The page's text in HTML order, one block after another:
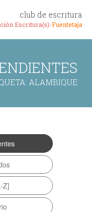
club de escritura
Escritura(s)-Fuentetaja
ALAMBIQUE
Z]